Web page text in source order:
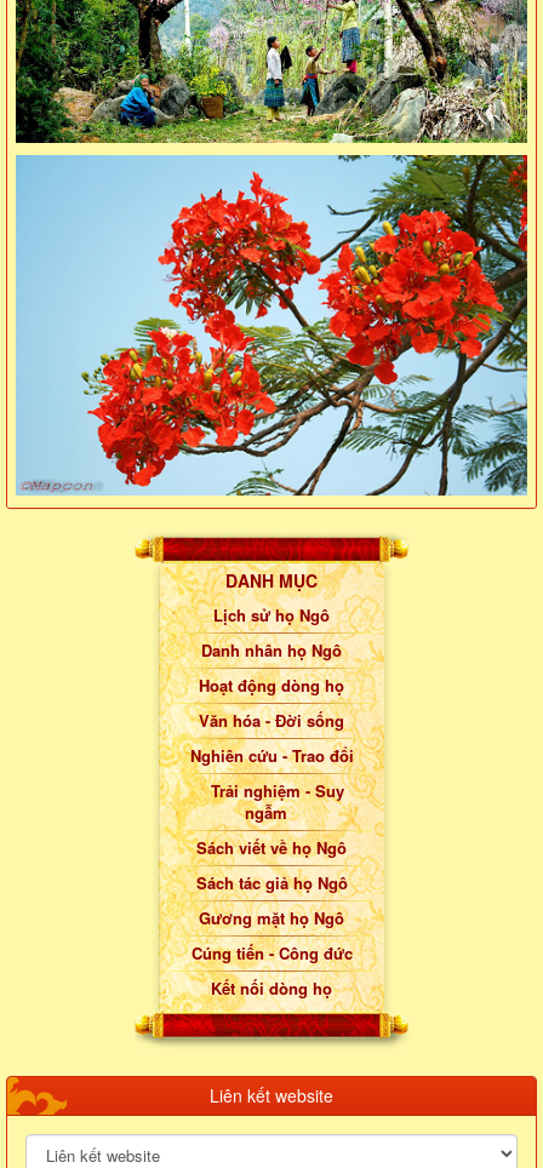
DANH MỤC
Lịch sử họ Ngô
Danh nhân họ Ngô
Hoạt động dòng họ
Văn hóa - Đời sống
Nghiên cứu - Trao đổi
Trải nghiệm - Suy
ngẫm
Sách viết về họ Ngô
Sách tác giả họ Ngô
Gương mặt họ Ngô
Cúng tiến - Công đức
Kết nối dòng họ
Liên kết website